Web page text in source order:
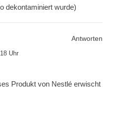
dekontaminiert wurde)
Uhr
Produkt von Nestlé erwischt
Antworten